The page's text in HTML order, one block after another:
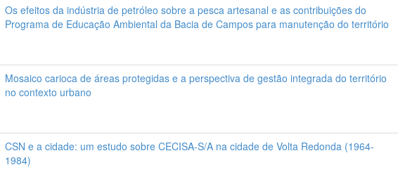
Os efeitos da indústria de petróleo sobre a pesca artesanal e as contribuições do
Programa de Educação Ambiental da Bacia de Campos para manutenção do território
Mosaico carioca de áreas protegidas e a perspectiva de gestão integrada do território
no contexto urbano
CSN e a cidade: um estudo sobre CECISA-S/A na cidade de Volta Redonda (1964-
1984)